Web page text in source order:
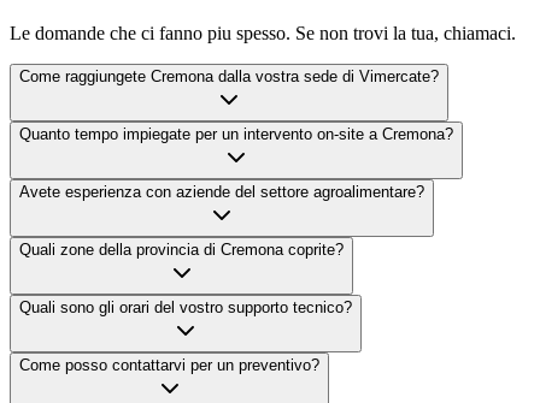
Le domande che ci fanno piu spesso. Se non trovi la tua, chiamaci.
Come raggiungete Cremona dalla vostra sede di Vimercate?
Quanto tempo impiegate per un intervento on-site a Cremona?
Avete esperienza con aziende del settore agroalimentare?
Quali zone della provincia di Cremona coprite?
Quali sono gli orari del vostro supporto tecnico?
Come posso contattarvi per un preventivo?